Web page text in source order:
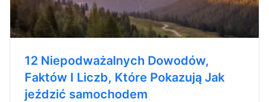
12 Niepodważalnych Dowodów,
Faktów I Liczb, Które Pokazują Jak
jeździć samochodem